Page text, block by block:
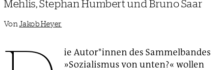
Mehlis, Stephan Humbert und Bruno Saar
Von Jakob Heyer
ie Autor*innen des Sammelbandes
»Sozialismus von unten?« wollen